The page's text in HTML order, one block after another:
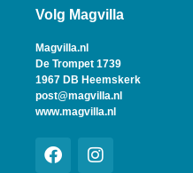
Volg Magvilla
Magvilla.nl
De Trompet 1739
1967 DB Heemskerk
post@magvilla.nl
www.magvilla.nl